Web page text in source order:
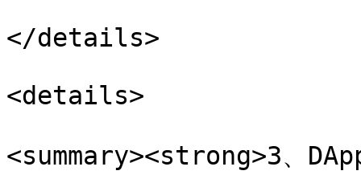
</details>
<details>
<summary><strong>3、